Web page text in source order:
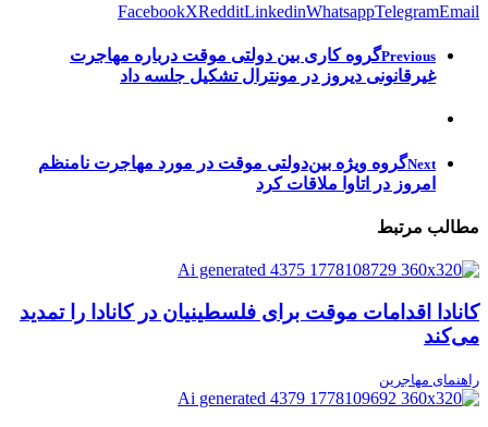
FacebookXRedditLinkedinWhatsappTelegramEmail
Previousگروه کاری بین دولتی موقت درباره مهاجرت
غیرقانونی دیروز در مونترال تشکیل جلسه داد
Nextگروه ویژه بین‌دولتی موقت در مورد مهاجرت نامنظم
امروز در اتاوا ملاقات کرد
مطالب مرتبط
کانادا اقدامات موقت برای فلسطینیان در کانادا را تمدید
می‌کند
راهنمای مهاجرین